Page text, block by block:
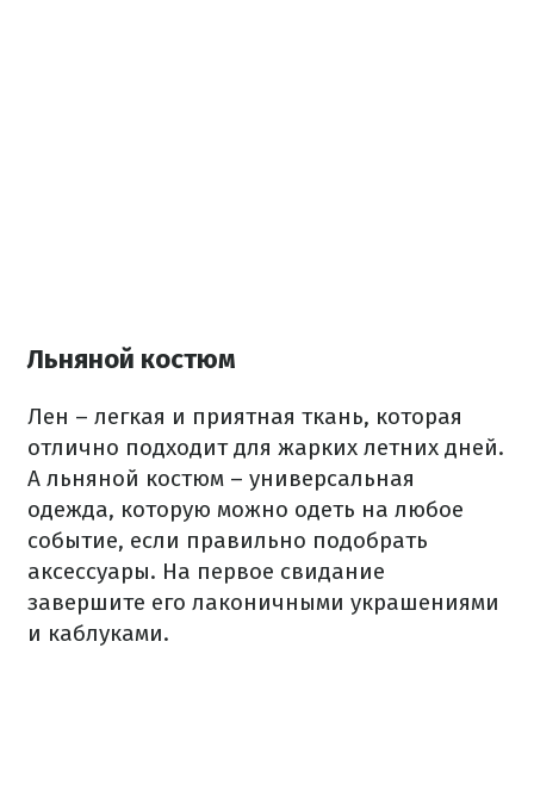
Льняной костюм
Лен – легкая и приятная ткань, которая
отлично подходит для жарких летних дней.
А льняной костюм – универсальная
одежда, которую можно одеть на любое
событие, если правильно подобрать
аксессуары. На первое свидание
завершите его лаконичными украшениями
и каблуками.